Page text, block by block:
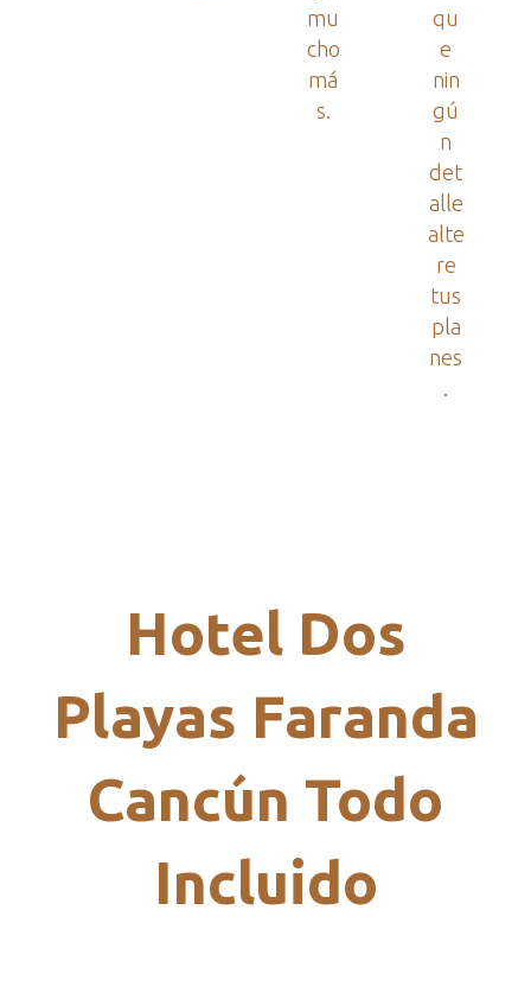
mu
cho
má
s.
qu
e
nin
gú
n
det
alle
alte
re
tus
pla
nes
Hotel Dos
Playas Faranda
Cancún Todo
Incluido